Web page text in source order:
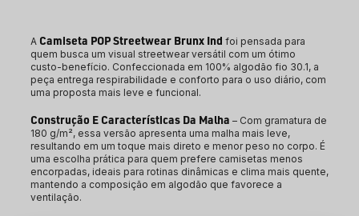
A Camiseta POP Streetwear Brunx Ind foi pensada para
quem busca um visual streetwear versátil com um ótimo
custo-benefício. Confeccionada em 100% algodão fio 30.1, a
peça entrega respirabilidade e conforto para o uso diário, com
uma proposta mais leve e funcional.
Construção E Características Da Malha – Com gramatura de
180 g/m², essa versão apresenta uma malha mais leve,
resultando em um toque mais direto e menor peso no corpo. É
uma escolha prática para quem prefere camisetas menos
encorpadas, ideais para rotinas dinâmicas e clima mais quente,
mantendo a composição em algodão que favorece a
ventilação.